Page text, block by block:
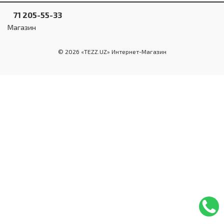
Инструменты и техника
Товары для дома
71 205-55-33
Магазин
© 2026 «TEZZ.UZ» Интернет-Магазин